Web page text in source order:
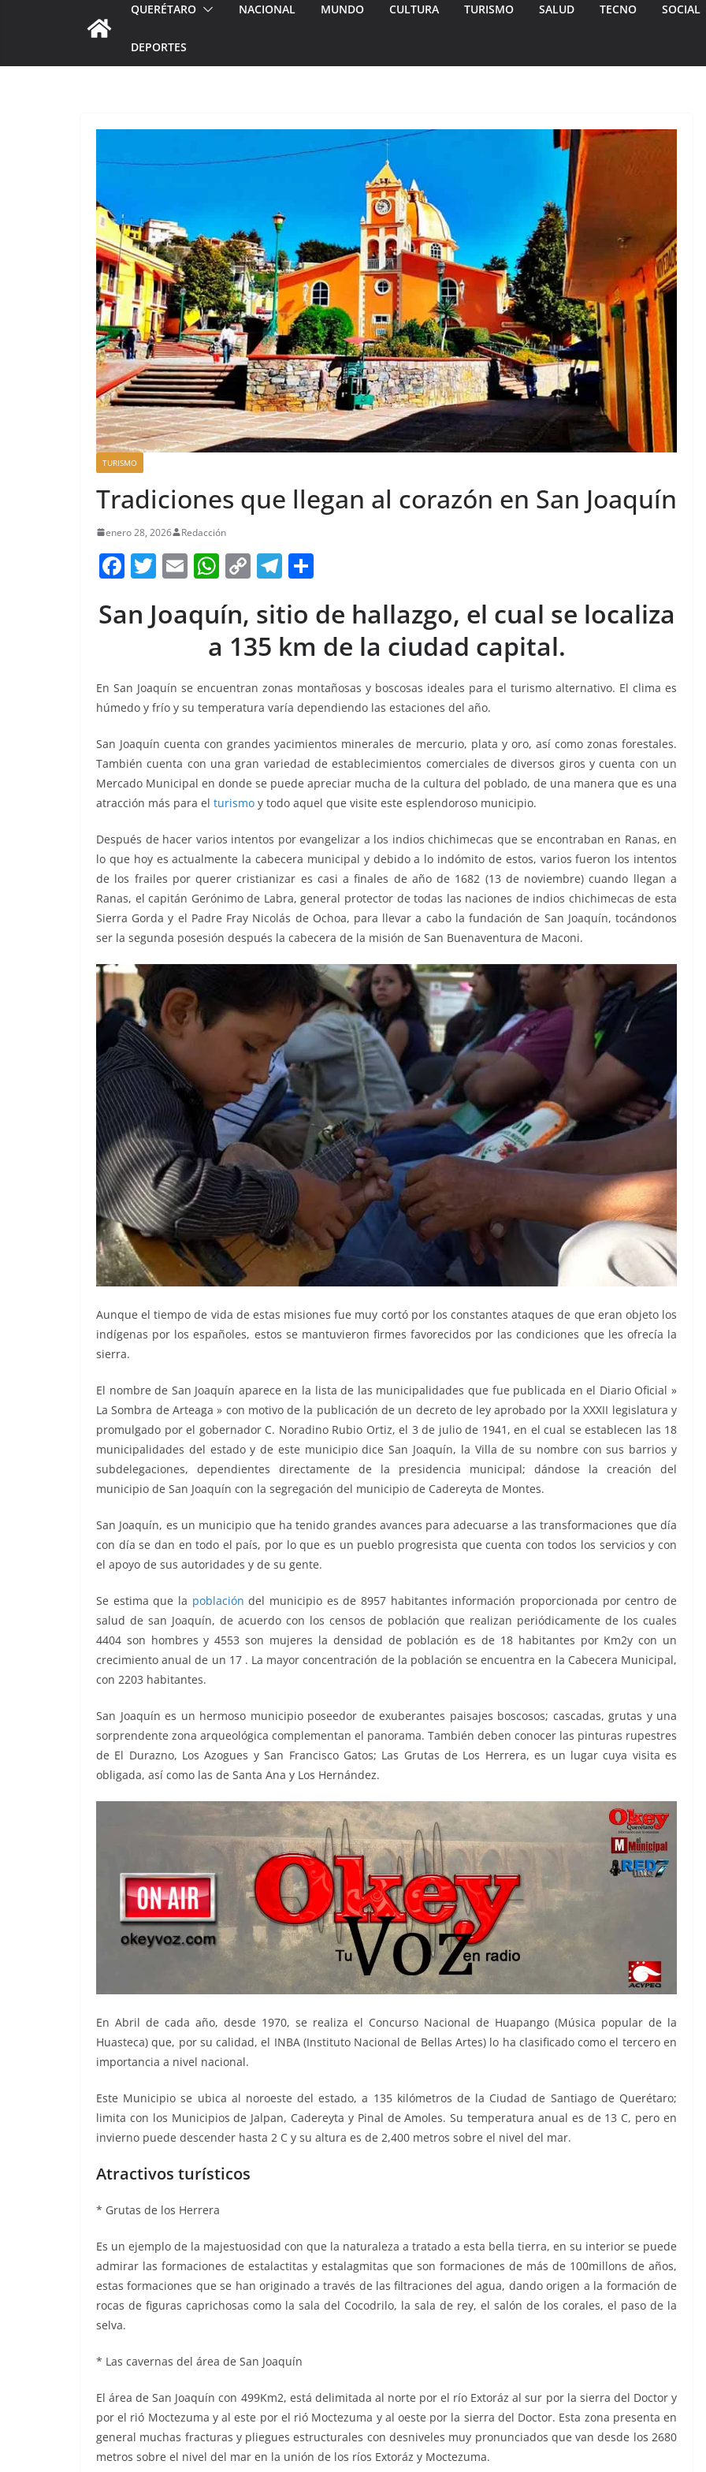
QUERÉTARO NACIONAL MUNDO CULTURA TURISMO SALUD TECNO SOCIAL
DEPORTES
TURISMO
Tradiciones que llegan al corazón en San Joaquín
enero 28, 2026 Redacción
F
a
c
o
o
k
T
w
itt
E
m
ai
W
h
at
s
A
p
p
C
o
p
y
Li
n
k
T
el
e
gr
a
m
ar
e
San Joaquín, sitio de hallazgo, el cual se localiza
a 135 km de la ciudad capital.
En San Joaquín se encuentran zonas montañosas y boscosas ideales para el turismo alternativo. El clima es
húmedo y frío y su temperatura varía dependiendo las estaciones del año.
San Joaquín cuenta con grandes yacimientos minerales de mercurio, plata y oro, así como zonas forestales.
También cuenta con una gran variedad de establecimientos comerciales de diversos giros y cuenta con un
Mercado Municipal en donde se puede apreciar mucha de la cultura del poblado, de una manera que es una
atracción más para el turismo y todo aquel que visite este esplendoroso municipio.
Después de hacer varios intentos por evangelizar a los indios chichimecas que se encontraban en Ranas, en
lo que hoy es actualmente la cabecera municipal y debido a lo indómito de estos, varios fueron los intentos
de los frailes por querer cristianizar es casi a finales de año de 1682 (13 de noviembre) cuando llegan a
Ranas, el capitán Gerónimo de Labra, general protector de todas las naciones de indios chichimecas de esta
Sierra Gorda y el Padre Fray Nicolás de Ochoa, para llevar a cabo la fundación de San Joaquín, tocándonos
ser la segunda posesión después la cabecera de la misión de San Buenaventura de Maconi.
Aunque el tiempo de vida de estas misiones fue muy cortó por los constantes ataques de que eran objeto los
indígenas por los españoles, estos se mantuvieron firmes favorecidos por las condiciones que les ofrecía la
sierra.
El nombre de San Joaquín aparece en la lista de las municipalidades que fue publicada en el Diario Oficial »
La Sombra de Arteaga » con motivo de la publicación de un decreto de ley aprobado por la XXXII legislatura y
promulgado por el gobernador C. Noradino Rubio Ortiz, el 3 de julio de 1941, en el cual se establecen las 18
municipalidades del estado y de este municipio dice San Joaquín, la Villa de su nombre con sus barrios y
subdelegaciones, dependientes directamente de la presidencia municipal; dándose la creación del
municipio de San Joaquín con la segregación del municipio de Cadereyta de Montes.
San Joaquín, es un municipio que ha tenido grandes avances para adecuarse a las transformaciones que día
con día se dan en todo el país, por lo que es un pueblo progresista que cuenta con todos los servicios y con
el apoyo de sus autoridades y de su gente.
Se estima que la población del municipio es de 8957 habitantes información proporcionada por centro de
salud de san Joaquín, de acuerdo con los censos de población que realizan periódicamente de los cuales
4404 son hombres y 4553 son mujeres la densidad de población es de 18 habitantes por Km2y con un
crecimiento anual de un 17 . La mayor concentración de la población se encuentra en la Cabecera Municipal,
con 2203 habitantes.
San Joaquín es un hermoso municipio poseedor de exuberantes paisajes boscosos; cascadas, grutas y una
sorprendente zona arqueológica complementan el panorama. También deben conocer las pinturas rupestres
de El Durazno, Los Azogues y San Francisco Gatos; Las Grutas de Los Herrera, es un lugar cuya visita es
obligada, así como las de Santa Ana y Los Hernández.
En Abril de cada año, desde 1970, se realiza el Concurso Nacional de Huapango (Música popular de la
Huasteca) que, por su calidad, el INBA (Instituto Nacional de Bellas Artes) lo ha clasificado como el tercero en
importancia a nivel nacional.
Este Municipio se ubica al noroeste del estado, a 135 kilómetros de la Ciudad de Santiago de Querétaro;
limita con los Municipios de Jalpan, Cadereyta y Pinal de Amoles. Su temperatura anual es de 13 C, pero en
invierno puede descender hasta 2 C y su altura es de 2,400 metros sobre el nivel del mar.
Atractivos turísticos
* Grutas de los Herrera
Es un ejemplo de la majestuosidad con que la naturaleza a tratado a esta bella tierra, en su interior se puede
admirar las formaciones de estalactitas y estalagmitas que son formaciones de más de 100millons de años,
estas formaciones que se han originado a través de las filtraciones del agua, dando origen a la formación de
rocas de figuras caprichosas como la sala del Cocodrilo, la sala de rey, el salón de los corales, el paso de la
selva.
* Las cavernas del área de San Joaquín
El área de San Joaquín con 499Km2, está delimitada al norte por el río Extoráz al sur por la sierra del Doctor y
por el rió Moctezuma y al este por el rió Moctezuma y al oeste por la sierra del Doctor. Esta zona presenta en
general muchas fracturas y pliegues estructurales con desniveles muy pronunciados que van desde los 2680
metros sobre el nivel del mar en la unión de los ríos Extoráz y Moctezuma.